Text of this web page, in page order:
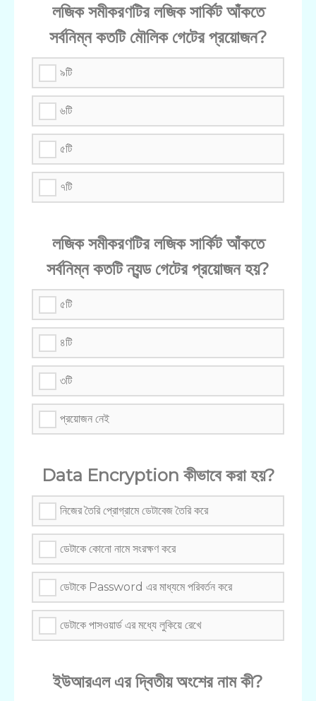
লজিক সমীকরণটির লজিক সার্কিট আঁকতে
সর্বনিম্ন কতটি মৌলিক গেটের প্রয়োজন?
৯টি
৬টি
৫টি
৭টি
লজিক সমীকরণটির লজিক সার্কিট আঁকতে
সর্বনিম্ন কতটি ন্যন্ড গেটের প্রয়োজন হয়?
৫টি
৪টি
৩টি
প্রয়োজন নেই
Data Encryption কীভাবে করা হয়?
নিজের তৈরি প্রোগ্রামে ডেটাবেজ তৈরি করে
ডেটাকে কোনো নামে সংরক্ষণ করে
ডেটাকে Password এর মাধ্যমে পরিবর্তন করে
ডেটাকে পাসওয়ার্ড এর মধ্যে লুকিয়ে রেখে
ইউআরএল এর দ্বিতীয় অংশের নাম কী?